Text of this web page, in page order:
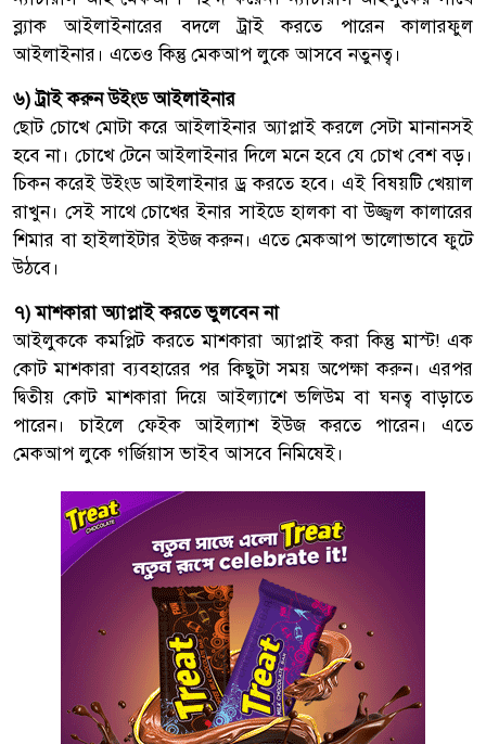
ব্ল্যাক আইলাইনারের বদলে ট্রাই করতে পারেন কালারফুল
আইলাইনার। এতেও কিন্তু মেকআপ লুকে আসবে নতুনত্ব।
৬) ট্রাই করুন উইংড আইলাইনার
ছোট চোখে মোটা করে আইলাইনার অ্যাপ্লাই করলে সেটা মানানসই
হবে না। চোখে টেনে আইলাইনার দিলে মনে হবে যে চোখ বেশ বড়।
চিকন করেই উইংড আইলাইনার ড্র করতে হবে। এই বিষয়টি খেয়াল
রাখুন। সেই সাথে চোখের ইনার সাইডে হালকা বা উজ্জ্বল কালারের
শিমার বা হাইলাইটার ইউজ করুন। এতে মেকআপ ভালোভাবে ফুটে
উঠবে।
৭) মাশকারা অ্যাপ্লাই করতে ভুলবেন না
আইলুককে কমপ্লিট করতে মাশকারা অ্যাপ্লাই করা কিন্তু মাস্ট! এক
কোট মাশকারা ব্যবহারের পর কিছুটা সময় অপেক্ষা করুন। এরপর
দ্বিতীয় কোট মাশকারা দিয়ে আইল্যাশে ভলিউম বা ঘনত্ব বাড়াতে
পারেন। চাইলে ফেইক আইল্যাশ ইউজ করতে পারেন। এতে
মেকআপ লুকে গর্জিয়াস ভাইব আসবে নিমিষেই।